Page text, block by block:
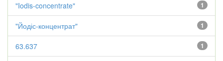
1
"Iodis-concentrate"
1
"Йодіс-концентрат"
1
63.637